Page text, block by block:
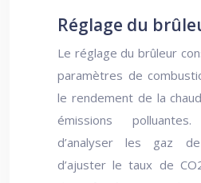
Réglage du
Le réglage du brûleur
paramètres de
le rendement de la
émissions
d’analyser les gaz
d’ajuster le taux de